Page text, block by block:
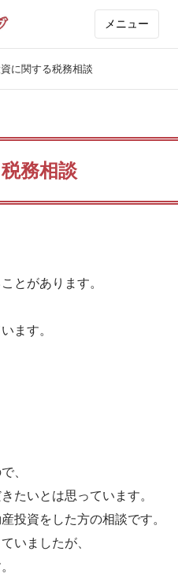
メニュー
に関する税務相談
務相談
とがあります。
ます。
、
たいとは思っています。
投資をした方の相談です。
いましたが、